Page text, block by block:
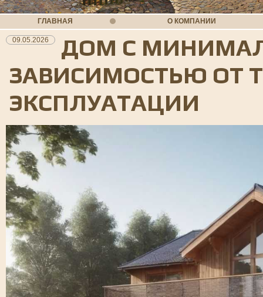
ГЛАВНАЯ О КОМПАНИИ
09.05.2026
ДОМ С
ЗАВИСИМОСТЬЮ ОТ
ЭКСПЛУАТАЦИИ